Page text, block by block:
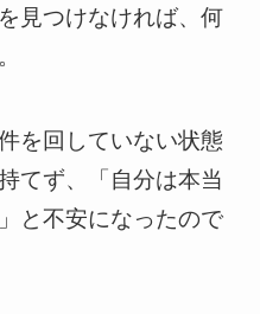
見つけなければ、何
を回していない状態
てず、「自分は本当
と不安になったので